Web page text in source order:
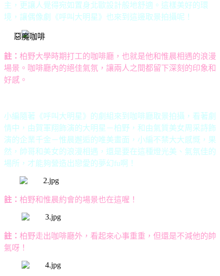
主，更讓人覺得宛如置身北歐設計般地舒適。這樣美好的環
境，讓偶像劇《呼叫大明星》也來到這邊取景拍攝呢！
註： 柏野大學時期打工的咖啡廳，也就是他和惟晨相遇的浪漫
場景。咖啡廳內的絕佳氣氛，讓兩人之間都留下深刻的印象和
好感。
小編隨著《呼叫大明星》的劇組來到咖啡廳取景拍攝，看著劇
情中，由賀軍翔飾演的大明星－柏野，和由氣質美女周采詩飾
演的企業千金－惟晨邂逅的唯美畫面，小編不禁大大感慨，果
然，帥哥和美女的浪漫相遇，還是要在這種燈光美、氣氛佳的
場所，才能夠營造出戀愛的夢幻fu啊！
註： 柏野和惟晨約會的場景也在這喔！
註： 柏野走出咖啡廳外，看起來心事重重，但還是不減他的帥
氣呀！